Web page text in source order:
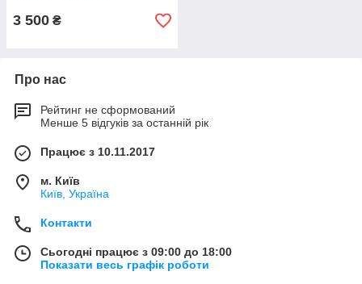
3 500 ₴
Про нас
Рейтинг не сформований
Менше 5 відгуків за останній рік
Працює з 10.11.2017
м. Київ
Київ, Україна
Контакти
Сьогодні працює з 09:00 до 18:00
Показати весь графік роботи